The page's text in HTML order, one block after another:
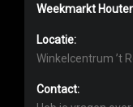
Weekmarkt
Locatie:
Winkelcentrum ’t
Contact: